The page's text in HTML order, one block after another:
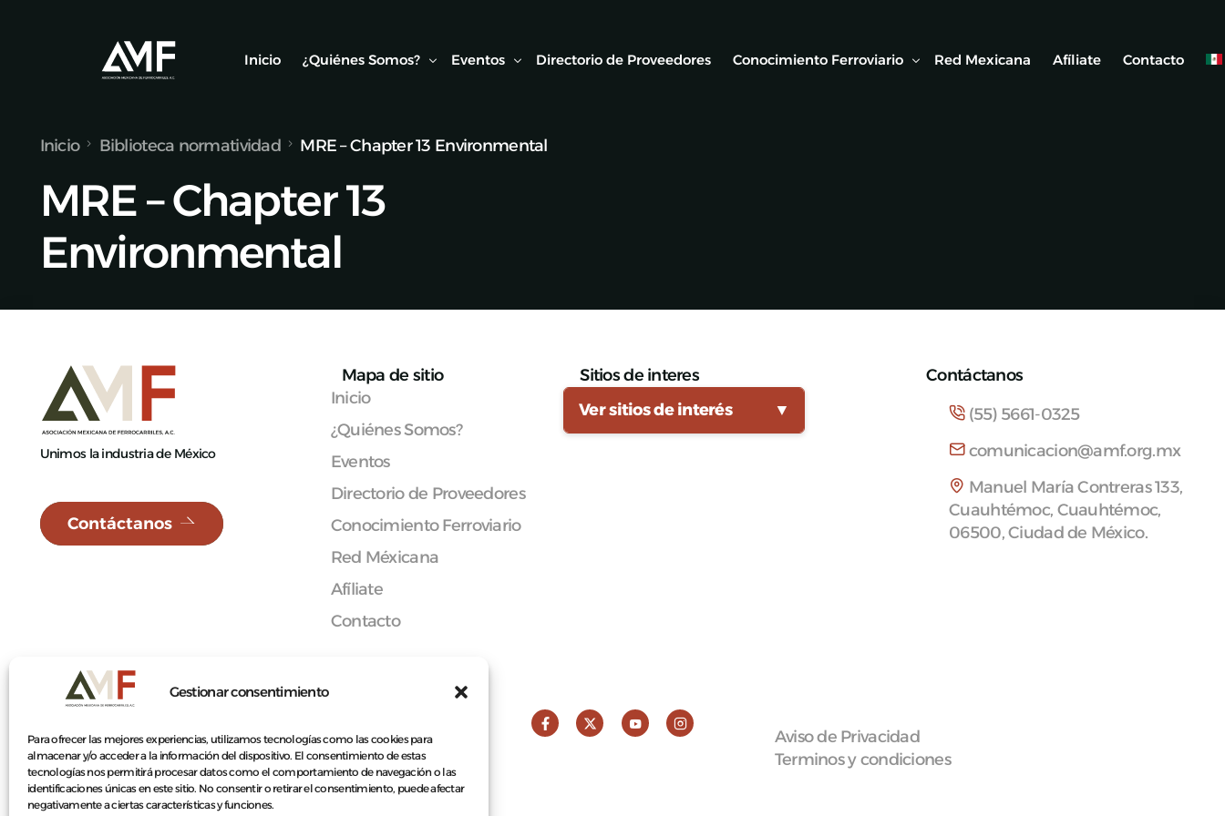
Gestionar consentimiento
Para ofrecer las mejores experiencias, utilizamos tecnologías como las cookies para
almacenar y/o acceder a la información del dispositivo. El consentimiento de estas
tecnologías nos permitirá procesar datos como el comportamiento de navegación o las
identificaciones únicas en este sitio. No consentir o retirar el consentimiento, puede afectar
negativamente a ciertas características y funciones.
Inicio ¿Quiénes Somos?
Socios
Nuestro Equipo
Eventos
Conexión AMF
Directorio de Proveedores Conocimiento Ferroviario Red Mexicana Afíliate Contacto
Inicio Biblioteca normatividad MRE – Chapter 13 Environmental
MRE – Chapter 13
Environmental
Unimos la industria de México
Contáctanos
Mapa de sitio
Inicio
¿Quiénes Somos?
Eventos
Directorio de Proveedores
Conocimiento Ferroviario
Red Méxicana
Afíliate
Contacto
Sitios de interes
Ver sitios de interés
▼
Contáctanos
(55) 5661-0325
comunicacion@amf.org.mx
Manuel María Contreras 133,
Cuauhtémoc, Cuauhtémoc,
06500, Ciudad de México.
Aviso de Privacidad
Terminos y condiciones